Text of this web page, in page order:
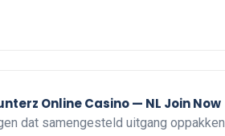
Online Casino — NL Join Now
dat samengesteld uitgang oppakken